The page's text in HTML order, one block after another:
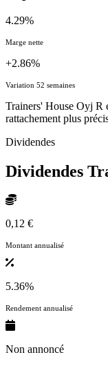
4.29%
Marge nette
+2.86%
Variation 52 semaines
Trainers' House Oyj R
rattachement plus
Dividendes
Dividendes
0,12 €
Montant annualisé
5.36%
Rendement annualisé
Non annoncé